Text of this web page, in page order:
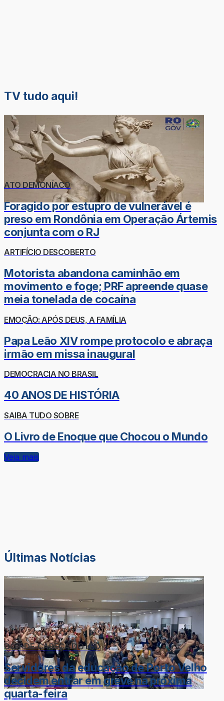
TV tudo aqui!
ATO DEMONÍACO
Foragido por estupro de vulnerável é
preso em Rondônia em Operação Ártemis
conjunta com o RJ
ARTIFÍCIO DESCOBERTO
Motorista abandona caminhão em
movimento e foge; PRF apreende quase
meia tonelada de cocaína
EMOÇÃO: APÓS DEUS, A FAMÍLIA
Papa Leão XIV rompe protocolo e abraça
irmão em missa inaugural
DEMOCRACIA NO BRASIL
40 ANOS DE HISTÓRIA
SAIBA TUDO SOBRE
O Livro de Enoque que Chocou o Mundo
Veja mais
Últimas Notícias
DOR-DE-CABEÇA DO LÉO
Servidores da educação de Porto Velho
decidem entrar em greve na próxima
quarta-feira